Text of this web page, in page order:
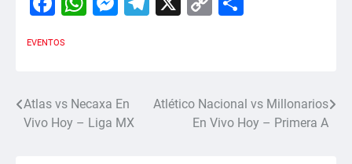
EVENTOS
Navegación
Atlas vs Necaxa En
Vivo Hoy – Liga MX
Atlético Nacional vs Millonarios
En Vivo Hoy – Primera A